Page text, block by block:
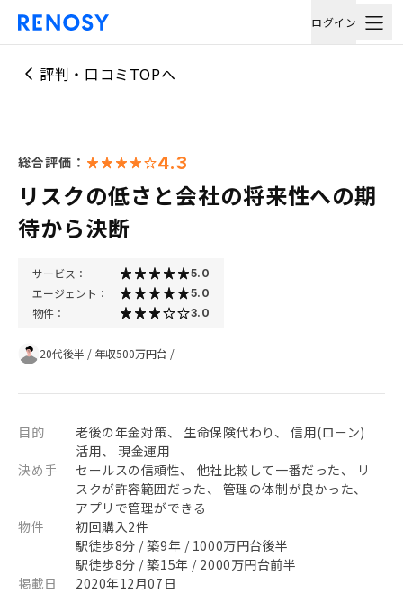
ログイン
評判・口コミTOPへ
総合評価： 4.3
リスクの低さと会社の将来性への期
待から決断
サービス： 5.0
エージェント： 5.0
物件： 3.0
20代後半 / 年収500万円台 /
目的
老後の年金対策、 生命保険代わり、 信用(ローン)
活用、 現金運用
決め手
セールスの信頼性、 他社比較して一番だった、 リ
スクが許容範囲だった、 管理の体制が良かった、
アプリで管理ができる
物件
初回購入2件
駅徒歩8分 / 築9年 / 1000万円台後半
駅徒歩8分 / 築15年 / 2000万円台前半
掲載日
2020年12月07日